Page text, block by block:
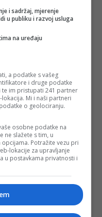
i sadržaj, mjerenje
u publiku i razvoj usluga
na uređaju
a podatke s vašeg
i druge podatke
im pristupati 241 partner
Mi i naši partneri
o geolociranju.
osobne podatke na
ne slažete s tim, u
Potražite vezu pri
lokacije za upravljanje
u postavkama privatnosti i